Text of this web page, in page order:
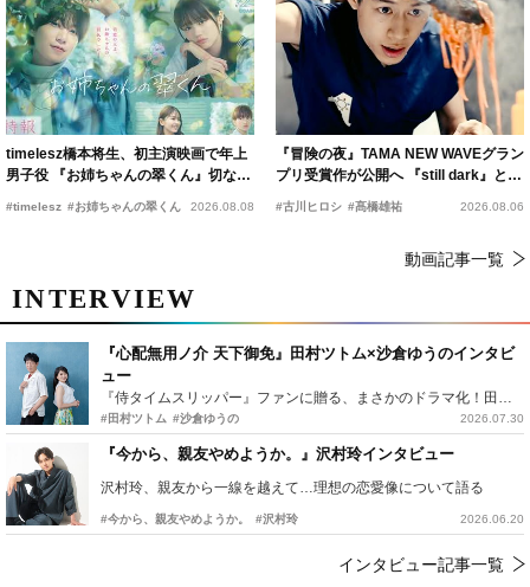
timelesz橋本将生、初主演映画で年上
男子役 『お姉ちゃんの翠くん』切ない
#timelesz #お姉ちゃんの翠くん 2026.08.08
『冒険の夜』TAMA NEW WAVEグラン
プリ受賞作が公開へ 『still dark』と同
#古川ヒロシ #髙橋雄祐 2026.08.06
動画記事一覧
INTERVIEW
『心配無用ノ介 天下御免』田村ツトム×沙倉ゆうのインタビ
ュー
『侍タイムスリッパー』ファンに贈る、まさかのドラマ化！田村ツトム×沙倉ゆうのが語る『心配無用ノ介』撮影秘話
#田村ツトム #沙倉ゆうの 2026.07.30
『今から、親友やめようか。』沢村玲インタビュー
沢村玲、親友から一線を越えて…理想の恋愛像について語る
#今から、親友やめようか。 #沢村玲 2026.06.20
インタビュー記事一覧